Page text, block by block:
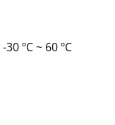
-30 ºC ~ 60 ºC